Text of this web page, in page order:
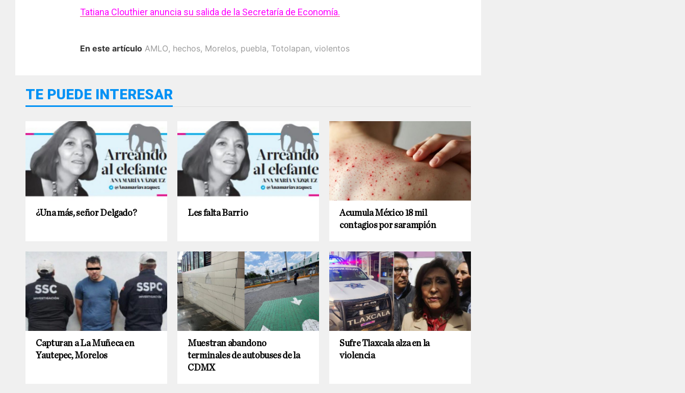
Tatiana Clouthier anuncia su salida de la Secretaría de Economía.
En este artículo AMLO, hechos, Morelos, puebla, Totolapan, violentos
TE PUEDE INTERESAR
¿Una más, señor Delgado? Les falta Barrio
Acumula México 18 mil
contagios por sarampión
Capturan a La Muñeca en
Yautepec, Morelos
Muestran abandono
terminales de autobuses de la
CDMX
Sufre Tlaxcala alza en la
violencia